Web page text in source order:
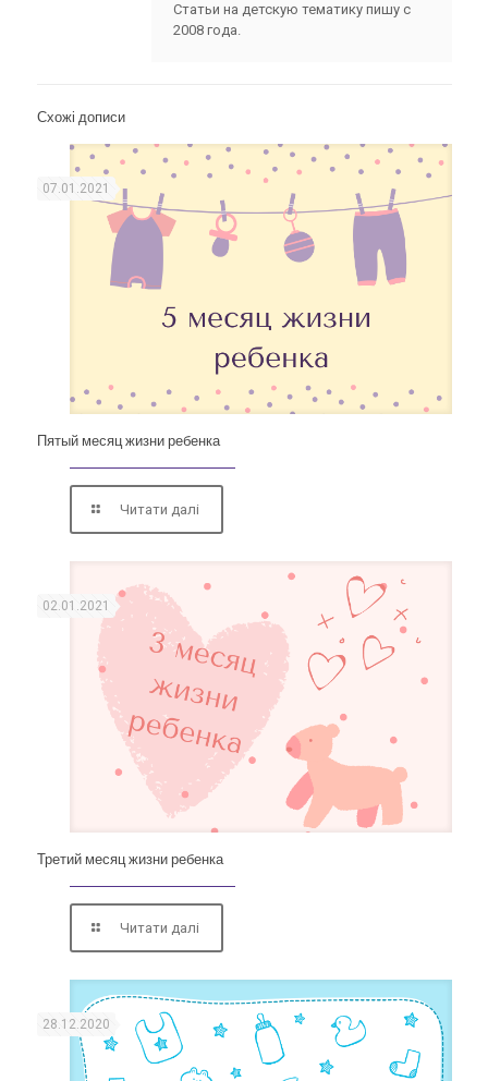
Статьи на детскую тематику пишу с
2008 года.
Схожі дописи
07.01.2021
Пятый месяц жизни ребенка
Читати далі
02.01.2021
Третий месяц жизни ребенка
Читати далі
28.12.2020